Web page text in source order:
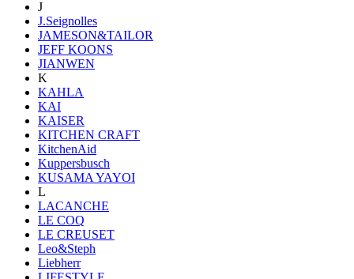
J
J.Seignolles
JAMESON&TAILOR
JEFF KOONS
JIANWEN
K
KAHLA
KAI
KAISER
KITCHEN CRAFT
KitchenAid
Kuppersbusch
KUSAMA YAYOI
L
LACANCHE
LE COQ
LE CREUSET
Leo&Steph
Liebherr